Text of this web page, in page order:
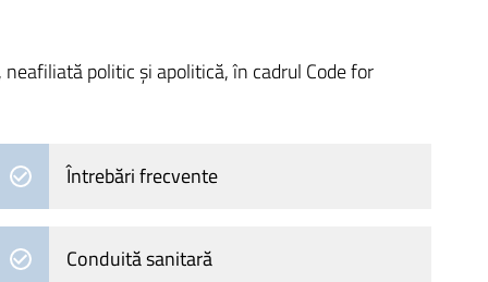
politic și apolitică, în cadrul Code for
Întrebări frecvente
Conduită sanitară